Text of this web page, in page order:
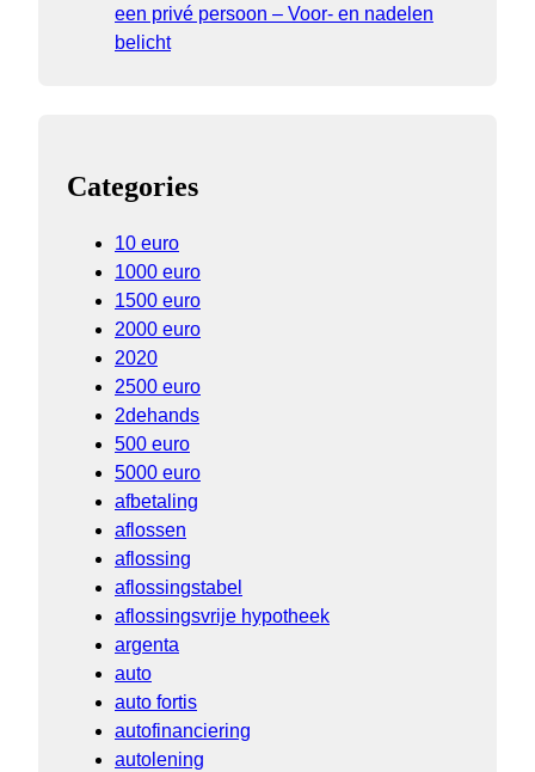
een privé persoon – Voor- en nadelen
belicht
Categories
10 euro
1000 euro
1500 euro
2000 euro
2020
2500 euro
2dehands
500 euro
5000 euro
afbetaling
aflossen
aflossing
aflossingstabel
aflossingsvrije hypotheek
argenta
auto
auto fortis
autofinanciering
autolening